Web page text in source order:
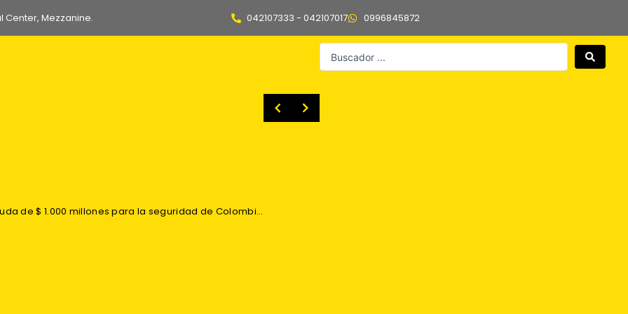
Center, Mezzanine. 042107333 - 042107017 0996845872
Daniel Noboa y Abelardo de la Espriella acuerdan impulsar mesas técnicas entre Ecuador y Colombia
Embajadora destaca acuerdo que otorga a Ecuador 3.000 cupos anuales para exportar vehículos a Argentina y bajar aranceles
Search